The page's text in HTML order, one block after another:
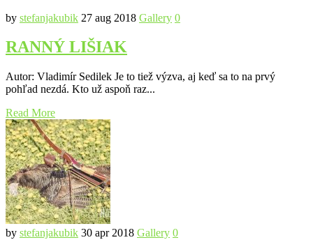
by stefanjakubik 27 aug 2018 Gallery 0
RANNÝ LIŠIAK
Autor: Vladimír Sedilek Je to tiež výzva, aj keď sa to na prvý
pohľad nezdá. Kto už aspoň raz...
Read More
by stefanjakubik 30 apr 2018 Gallery 0